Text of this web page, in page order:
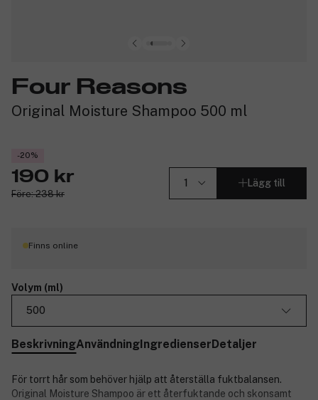
Four Reasons
Original Moisture Shampoo 500 ml
-20%
190 kr
Före: 238 kr
Lägg till
Finns online
Volym (ml)
500
BeskrivningAnvändningIngredienserDetaljer
För torrt hår som behöver hjälp att återställa fuktbalansen.
Original Moisture Shampoo är ett återfuktande och skonsamt